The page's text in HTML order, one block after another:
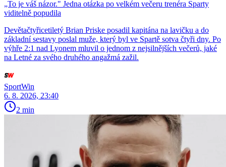
„To je váš názor." Jedna otázka po velkém večeru trenéra Sparty
viditelně popudila
Devětačtyřicetiletý Brian Priske posadil kapitána na lavičku a do
základní sestavy poslal muže, který byl ve Spartě sotva čtyři dny. Po
výhře 2:1 nad Lyonem mluvil o jednom z nejsilnějších večerů, jaké
na Letné za svého druhého angažmá zažil.
SportWin
6. 8. 2026, 23:40
2 min